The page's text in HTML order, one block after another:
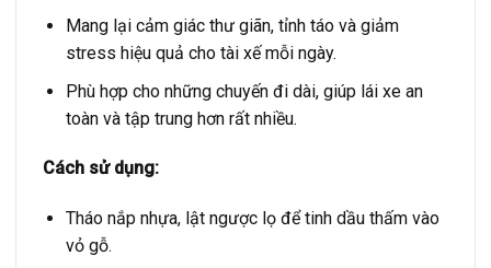
Mang lại cảm giác thư giãn, tỉnh táo và giảm
stress hiệu quả cho tài xế mỗi ngày.
Phù hợp cho những chuyến đi dài, giúp lái xe an
toàn và tập trung hơn rất nhiều.
Cách sử dụng:
Tháo nắp nhựa, lật ngược lọ để tinh dầu thấm vào
vỏ gỗ.